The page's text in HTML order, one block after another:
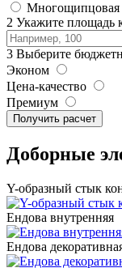
Многощипцовая
2 Укажите площадь
3 Выберите
Эконом
Цена-качество
Премиум
Доборные
Y-образный стык
Ендова внутренняя
Ендова